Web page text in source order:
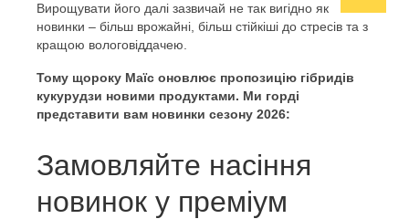
Вирощувати його далі зазвичай не так вигідно як
новинки – більш врожайні, більш стійкіші до стресів та з
кращою вологовіддачею.
Тому щороку Маїс оновлює пропозицію гібридів
кукурудзи новими продуктами. Ми горді
представити вам новинки сезону 2026:
Замовляйте насіння
новинок у преміум